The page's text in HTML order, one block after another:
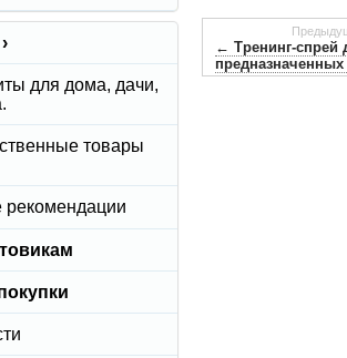
← Тренинг-спрей
предназначенных
для дома, дачи,
товары
рекомендации